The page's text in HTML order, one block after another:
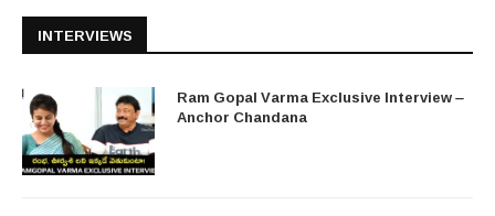
INTERVIEWS
Ram Gopal Varma Exclusive Interview –
Anchor Chandana